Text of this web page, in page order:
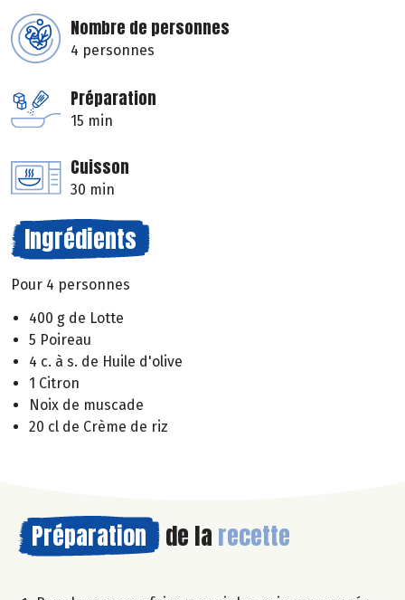
Nombre de personnes
4 personnes
Préparation
15 min
Cuisson
30 min
Ingrédients
Pour 4 personnes
400 g de Lotte
5 Poireau
4 c. à s. de Huile d'olive
1 Citron
Noix de muscade
20 cl de Crème de riz
Préparation de la recette